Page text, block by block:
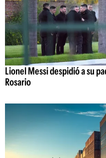
Lionel Messi despidió a su
Rosario